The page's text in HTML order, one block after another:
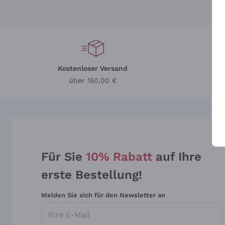
Kostenloser Versand
über 150,00 €
Für Sie 10% Rabatt auf Ihre
erste Bestellung!
Melden Sie sich für den Newsletter an